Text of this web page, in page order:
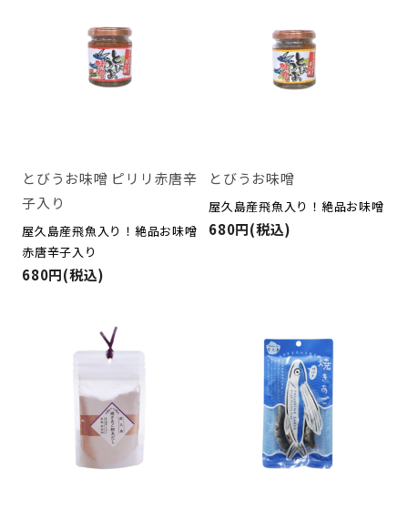
とびうお味噌 ピリリ赤唐辛
子入り
屋久島産飛魚入り！絶品お味噌
赤唐辛子入り
680円(税込)
とびうお味噌
屋久島産飛魚入り！絶品お味噌
680円(税込)